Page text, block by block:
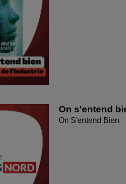
On s'entend
On S'entend Bien